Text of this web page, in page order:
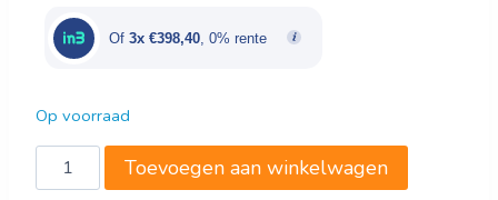
€1.440,00.
€1.195,20.
Of 3x €398,40 , 0% rente
Op voorraad
Marecos
roestvrijstalen
Toevoegen aan winkelwagen